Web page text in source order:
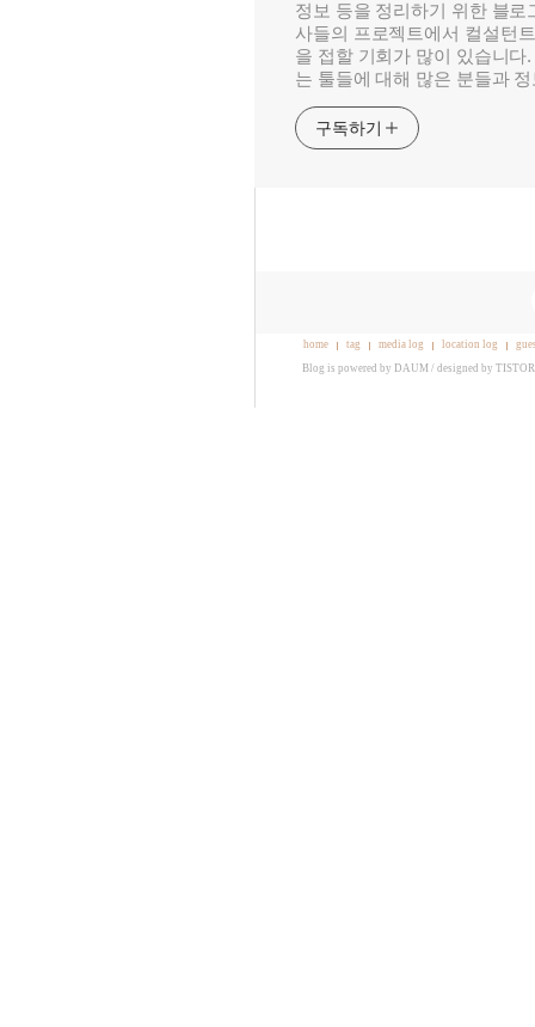
정보 등을 정리하기 위한 블
사들의 프로젝트에서 컬설턴
을 접할 기회가 많이 있습니
는 툴들에 대해 많은 분들과
구독하기
home tag media log location log
Blog is powered by DAUM / designed by